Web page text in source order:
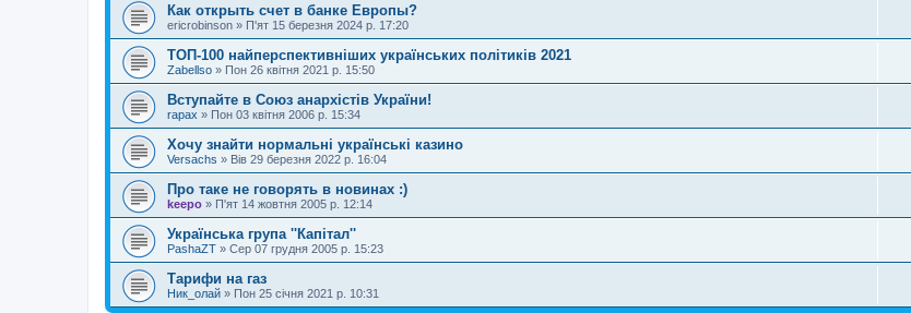
Как открыть счет в банке Европы?
ericrobinson » П'ят 15 березня 2024 р. 17:20
ТОП-100 найперспективніших українських політиків 2021
Zabellso » Пон 26 квітня 2021 р. 15:50
Вступайте в Союз анархістів України!
rapax » Пон 03 квітня 2006 р. 15:34
Хочу знайти нормальні українські казино
Versachs » Вів 29 березня 2022 р. 16:04
Про таке не говорять в новинах :)
keepo » П'ят 14 жовтня 2005 р. 12:14
Українська група ''Капітал''
PashaZT » Сер 07 грудня 2005 р. 15:23
Тарифи на газ
Ник_олай » Пон 25 січня 2021 р. 10:31